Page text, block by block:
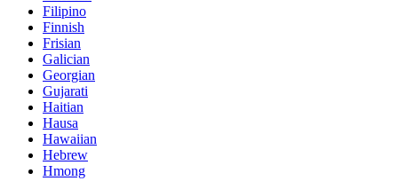
Filipino
Finnish
Frisian
Galician
Georgian
Gujarati
Haitian
Hausa
Hawaiian
Hebrew
Hmong